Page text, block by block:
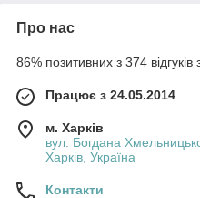
Про нас
86% позитивних з 374 відгуків
Працює з 24.05.2014
м. Харків
вул. Богдана
Харків, Україна
Контакти